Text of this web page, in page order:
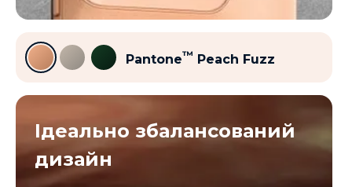
Pantone™ Peach Fuzz
Ідеально збалансований
дизайн